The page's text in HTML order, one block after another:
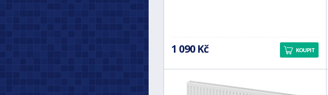
1 090 Kč KOUPIT